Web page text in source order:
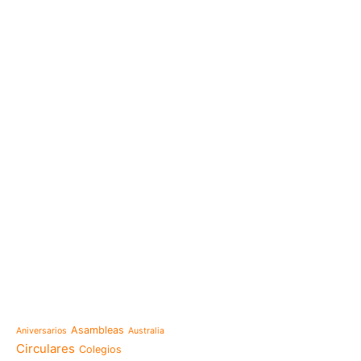
Aniversarios Asambleas Australia
Circulares Colegios